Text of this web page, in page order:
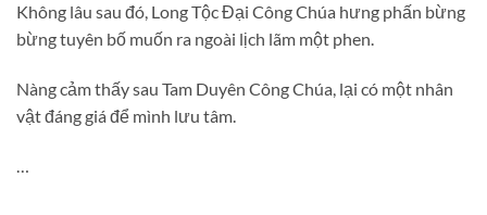
Không lâu sau đó, Long Tộc Đại Công Chúa hưng phấn bừng
bừng tuyên bố muốn ra ngoài lịch lãm một phen.
Nàng cảm thấy sau Tam Duyên Công Chúa, lại có một nhân
vật đáng giá để mình lưu tâm.
…